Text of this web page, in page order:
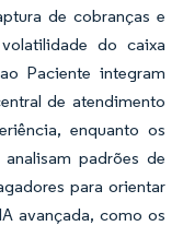
de cobranças e
do caixa
Paciente integram
de atendimento
enquanto os
padrões de
para orientar
avançada, como os